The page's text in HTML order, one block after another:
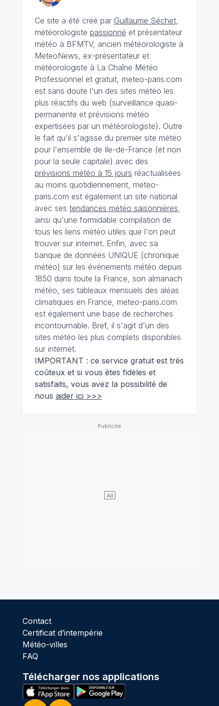
Ce site a été créé par Guillaume Séchet,
météorologiste passionné et présentateur
météo à BFMTV, ancien météorologiste à
MeteoNews, ex-présentateur et
météorologiste à La Chaîne Météo
Professionnel et gratuit, meteo-paris.com
est sans doute l'un des sites météo les
plus réactifs du web (surveillance quasi-
permanente et prévisions météo
expertisées par un météorologiste). Outre
le fait qu'il s'agisse du premier site météo
pour l'ensemble de Ile-de-France (et non
pour la seule capitale) avec des
prévisions météo à 15 jours réactualisées
au moins quotidiennement, meteo-
paris.com est également un site national
avec ses tendances météo saisonnières,
ainsi qu'une formidable compilation de
tous les liens météo utiles que l'on peut
trouver sur internet. Enfin, avec sa
banque de données UNIQUE (chronique
météo) sur les événements météo depuis
1850 dans toute la France, son almanach
météo, ses tableaux mensuels des aléas
climatiques en France, meteo-paris.com
est également une base de recherches
incontournable. Bref, il s'agit d'un des
sites météo les plus complets disponibles
sur internet.
IMPORTANT : ce service gratuit est très
coûteux et si vous êtes fidèles et
satisfaits, vous avez la possibilité de
nous aider ici >>>
Contact
Certificat d’intempérie
Météo-villes
FAQ
Télécharger nos applications